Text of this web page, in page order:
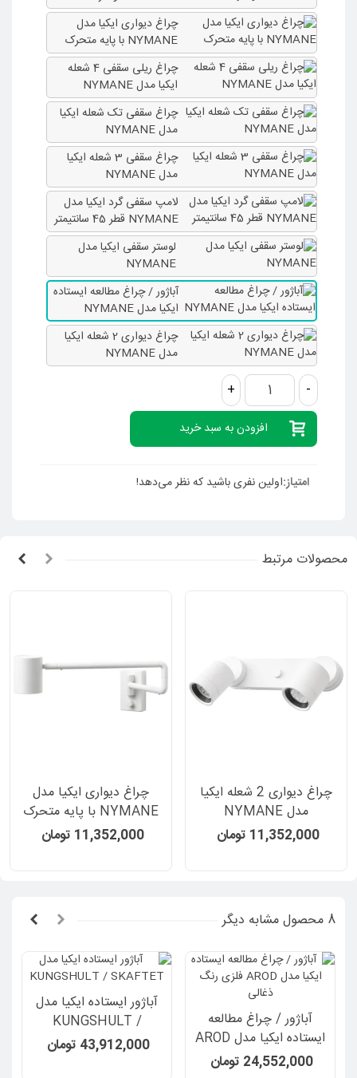
چراغ دیواری ایکیا مدل
NYMANE با پایه متحرک
چراغ ریلی سقفی 4 شعله
ایکیا مدل NYMANE
چراغ سقفی تک شعله ایکیا
مدل NYMANE
چراغ سقفی 3 شعله ایکیا
مدل NYMANE
لامپ سقفی گرد ایکیا مدل
NYMANE قطر 45 سانتیمتر
لوستر سقفی ایکیا مدل
NYMANE
آباژور / چراغ مطالعه ایستاده
ایکیا مدل NYMANE
چراغ دیواری 2 شعله ایکیا
مدل NYMANE
-
+
افزودن به سبد خرید
امتیاز:اولین نفری باشید که نظر می‌دهد!
محصولات مرتبط
چراغ دیواری 2 شعله ایکیا
مدل NYMANE
11,352,000 تومان
چراغ دیواری ایکیا مدل
NYMANE با پایه متحرک
11,352,000 تومان
8 محصول مشابه دیگر
آباژور / چراغ مطالعه
ایستاده ایکیا مدل AROD
فلزی رنگ ذغالی
24,552,000 تومان
آباژور ایستاده ایکیا مدل
KUNGSHULT /
SKAFTET
43,912,000 تومان